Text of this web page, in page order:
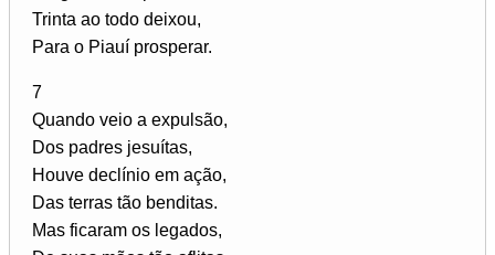
Trinta ao todo deixou,
Para o Piauí prosperar.
7
Quando veio a expulsão,
Dos padres jesuítas,
Houve declínio em ação,
Das terras tão benditas.
Mas ficaram os legados,